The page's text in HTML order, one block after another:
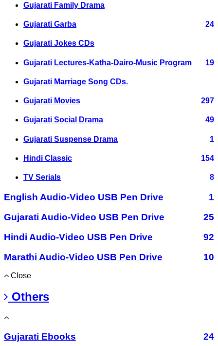
Gujarati Family Drama
Gujarati Garba 24
Gujarati Jokes CDs
Gujarati Lectures-Katha-Dairo-Music Program 19
Gujarati Marriage Song CDs.
Gujarati Movies 297
Gujarati Social Drama 49
Gujarati Suspense Drama 1
Hindi Classic 154
TV Serials 8
English Audio-Video USB Pen Drive
1
Gujarati Audio-Video USB Pen Drive
25
Hindi Audio-Video USB Pen Drive
92
Marathi Audio-Video USB Pen Drive
10
Close
Others
Gujarati Ebooks
24